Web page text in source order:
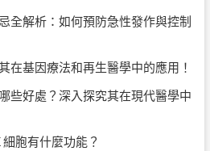
全解析：如何預防急性發作與控制
在基因療法和再生醫學中的應用！
些好處？深入探究其在現代醫學中
胞有什麼功能？